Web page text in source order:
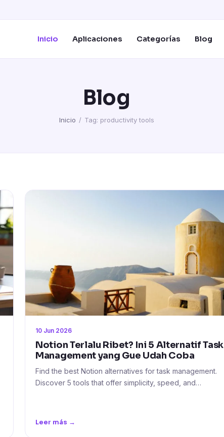
Inicio Aplicaciones Categorías Blog
Blog
Inicio / Tag: productivity tools
10 Jun 2026
Notion Terlalu Ribet? Ini 5 Alternatif Task
Management yang Gue Udah Coba
Find the best Notion alternatives for task management.
Discover 5 tools that offer simplicity, speed, and…
Leer más →